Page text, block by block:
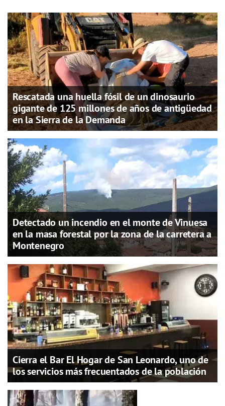
Rescatada una huella fósil de un dinosaurio
gigante de 125 millones de años de antigüedad
en la Sierra de la Demanda
Detectado un incendio en el monte de Vinuesa
en la masa forestal por la zona de la carretera a
Montenegro
Cierra el Bar El Hogar de San Leonardo, uno de
los servicios más frecuentados de la población